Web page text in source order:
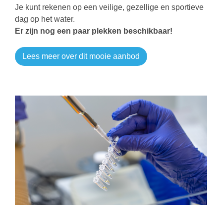
Je kunt rekenen op een veilige, gezellige en sportieve
dag op het water.
Er zijn nog een paar plekken beschikbaar!
Lees meer over dit mooie aanbod